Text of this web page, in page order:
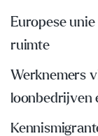
Europese
ruimte
Werknemers
loonbedrijven